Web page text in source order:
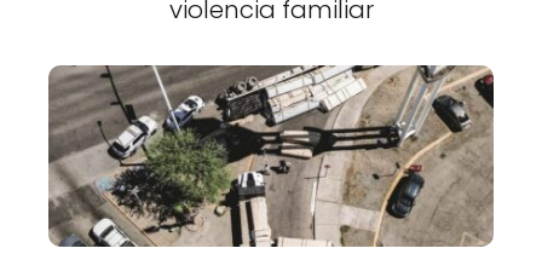
violencia familiar